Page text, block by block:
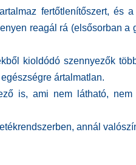
fertőtlenítőszert, és
reagál rá (elsősorban a
kioldódó szennyezők
ártalmatlan.
is, ami nem látható, nem
annál